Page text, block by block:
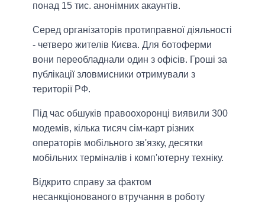
понад 15 тис. анонімних акаунтів.
Серед організаторів протиправної діяльності
- четверо жителів Києва. Для ботоферми
вони переобладнали один з офісів. Гроші за
публікації зловмисники отримували з
території РФ.
Під час обшуків правоохоронці виявили 300
модемів, кілька тисяч сім-карт різних
операторів мобільного зв'язку, десятки
мобільних терміналів і комп'ютерну техніку.
Відкрито справу за фактом
несанкціонованого втручання в роботу